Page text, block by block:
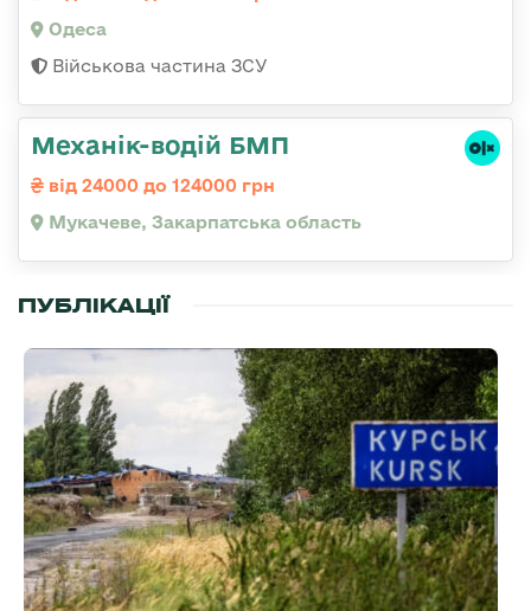
Одеса
Військова частина ЗСУ
Механік-водій БМП
від 24000 до 124000 грн
Мукачеве, Закарпатська область
ПУБЛІКАЦІЇ